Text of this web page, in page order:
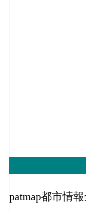
patmap都市情